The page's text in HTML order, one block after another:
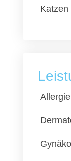
Katzen